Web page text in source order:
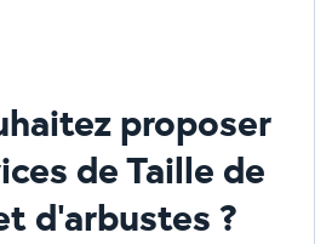
proposer
de Taille de
d'arbustes ?